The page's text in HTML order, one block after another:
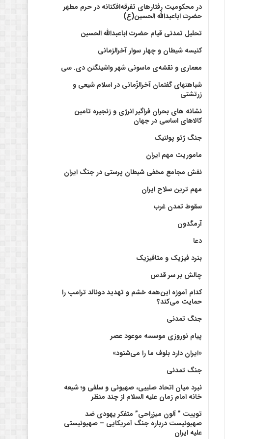
در محکومیت رفتارهای تفرقه‌افکنانه در حرم مطهر
حضرت اباعبدالله الحسین(ع)
تحلیل تمدنی قیام حضرت اباعبدالله الحسین
کنیسه شیطان و چهار سوار آخرالزمانی
معماری و نقشه‌ی ماسونی شهر واشينگتن دی. سی
شباهتهای گفتمان آخر‌الزّمانی در اسلام شیعی و
زرتشتی
نشانه های بحران فراگیر انرژی و زنجیره تامین
کالاهای اساسی در جهان
جنگ ژئو پولتیک
ماموریت مهم ایران
نقش مجامع مخفی شیطان پرستی در جنگ ایران
مهم ترین سلاح ایران
سقوط تمدن غرب
آرمگدون
دعا
بنرد فیزیک و متافیزیک
چالش بر سر قدس
کدام آموزه این‌همه خشم و تهدید دونالد ترامپ را
حمایت می‌کند؟
جنگ تمدنی
پیام نوروزی موسسه موعود عصر
«ایران دارد بلوف ما را می‌شنود»
جنگ تمدنی
نبرد میان اتحاد صلیبی، صهیونی و سلفی و؛ شیعه
خانه امام زمان علیه السلام از چند منظر
توییت ” آلون میزراحی” متفکر یهودی ضد
صهیونیست درباره جنگ آمریکایی – صهیونیستی
علیه ایران